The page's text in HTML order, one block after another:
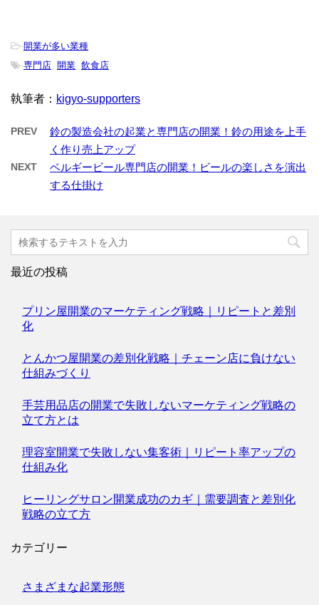
-開業が多い業種
-専門店 開業 飲食店
執筆者： kigyo-supporters
PREV
鈴の製造会社の起業と専門店の開業！鈴の用途を上手
く作り売上アップ
NEXT
ベルギービール専門店の開業！ビールの楽しさを演出
する仕掛け
最近の投稿
プリン屋開業のマーケティング戦略｜リピートと差別
化
とんかつ屋開業の差別化戦略｜チェーン店に負けない
仕組みづくり
手芸用品店の開業で失敗しないマーケティング戦略の
立て方とは
理容室開業で失敗しない集客術｜リピート率アップの
仕組み化
ヒーリングサロン開業成功のカギ｜需要調査と差別化
戦略の立て方
カテゴリー
さまざまな起業形態